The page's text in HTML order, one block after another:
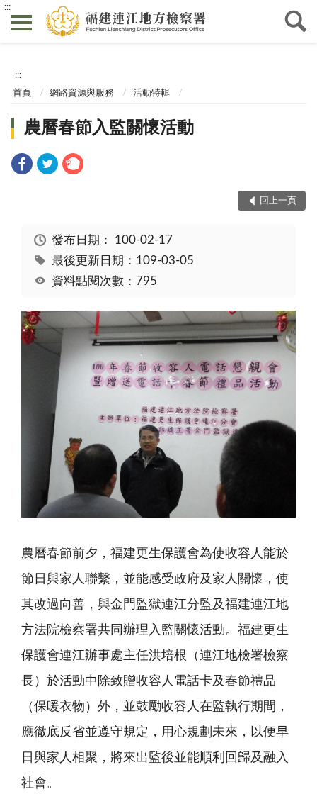
:::
:::
首頁 網路資源與服務 活動特輯
農曆春節入監關懷活動
回上一頁
發布日期： 100-02-17
最後更新日期：109-03-05
資料點閱次數：795
農曆春節前夕，福建更生保護會為使收容人能於
節日與家人聯繫，並能感受政府及家人關懷，使
其改過向善，與金門監獄連江分監及福建連江地
方法院檢察署共同辦理入監關懷活動。福建更生
保護會連江辦事處主任洪培根（連江地檢署檢察
長）於活動中除致贈收容人電話卡及春節禮品
（保暖衣物）外，並鼓勵收容人在監執行期間，
應徹底反省並遵守規定，用心規劃未來，以便早
日與家人相聚，將來出監後並能順利回歸及融入
社會。